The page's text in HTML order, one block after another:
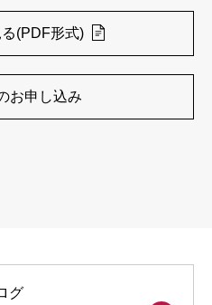
(PDF形式)
お申し込み
グ